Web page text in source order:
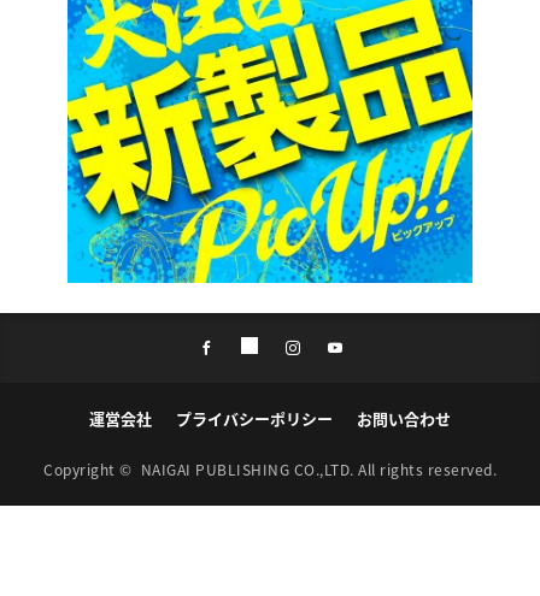
運営会社 プライバシーポリシー お問い合わせ
Copyright © NAIGAI PUBLISHING CO.,LTD. All rights reserved.